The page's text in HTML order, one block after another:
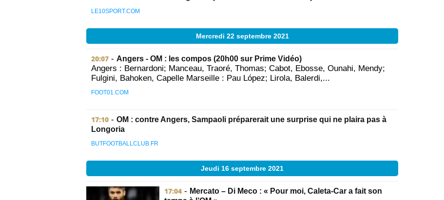
LE10SPORT.COM
Mercredi 22 septembre 2021
20:07 - Angers - OM : les compos (20h00 sur Prime Vidéo)
Angers : Bernardoni; Manceau, Traoré, Thomas; Cabot, Ebosse, Ounahi, Mendy;
Fulgini, Bahoken, Capelle Marseille : Pau López; Lirola, Balerdi,...
FOOT01.COM
17:10 - OM : contre Angers, Sampaoli préparerait une surprise qui ne plaira pas à
Longoria
BUTFOOTBALLCLUB.FR
Jeudi 16 septembre 2021
17:04 - Mercato – Di Meco : « Pour moi, Caleta-Car a fait son